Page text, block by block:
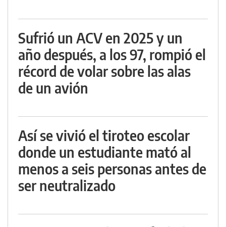
Sufrió un ACV en 2025 y un
año después, a los 97, rompió el
récord de volar sobre las alas
de un avión
Así se vivió el tiroteo escolar
donde un estudiante mató al
menos a seis personas antes de
ser neutralizado